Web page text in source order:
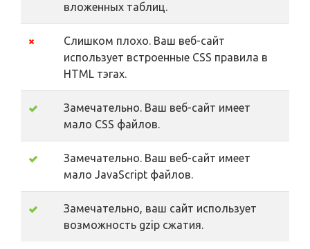
вложенных таблиц.
Слишком плохо. Ваш веб-сайт
использует встроенные CSS правила в
HTML тэгах.
Замечательно. Ваш веб-сайт имеет
мало CSS файлов.
Замечательно. Ваш веб-сайт имеет
мало JavaScript файлов.
Замечательно, ваш сайт использует
возможность gzip сжатия.